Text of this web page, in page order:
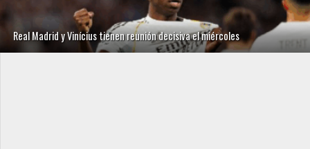
Real Madrid y Vinícius tienen reunión decisiva el miércoles